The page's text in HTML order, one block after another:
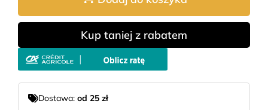
Kup taniej z rabatem
Dostawa: od 25 zł